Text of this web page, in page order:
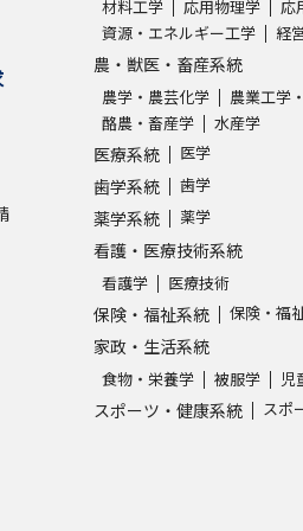
材料工学 応用物理学 応
資源・エネルギー工学
経
農・獣医・畜産系統
農学・農芸化学 農業工学
酪農・畜産学
水産学
医療系統 医学
歯学系統 歯学
薬学系統 薬学
看護・医療技術系統
看護学 医療技術
保険・福祉系統 保険・福
家政・生活系統
食物・栄養学 被服学 児
スポーツ・健康系統 スポ